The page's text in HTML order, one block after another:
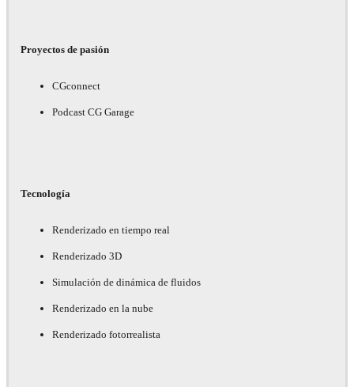
Proyectos de pasión
CGconnect
Podcast CG Garage
Tecnología
Renderizado en tiempo real
Renderizado 3D
Simulación de dinámica de fluidos
Renderizado en la nube
Renderizado fotorrealista